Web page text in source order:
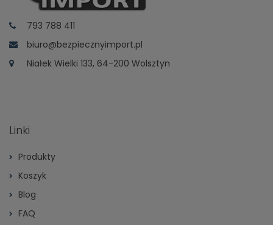
793 788 411
biuro@bezpiecznyimport.pl
Niałek Wielki 133, 64-200 Wolsztyn
Linki
Produkty
Koszyk
Blog
FAQ